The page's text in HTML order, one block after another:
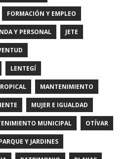
FORMACIÓN Y EMPLEO
Y PERSONAL JETE
LENTEGÍ
MANTENIMIENTO
MUJER E IGUALDAD
MUNICIPAL OTÍVAR
Y JARDINES